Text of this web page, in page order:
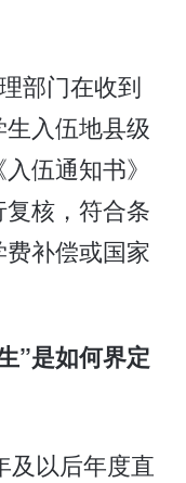
部门在收到
入伍地县级
伍通知书》
核，符合条
补偿或国家
”是如何界定
及以后年度直